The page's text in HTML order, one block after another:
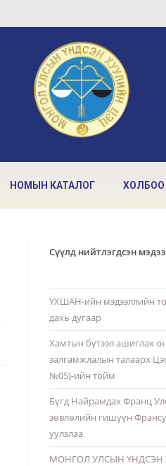
НОМЫН КАТАЛОГ ХОЛБОО
Сүүлд нийтлэгдсэн
ҮХШАН-ийн мэдээллийн
дахь дугаар
Хамтын бүтээл ашиглах
залгамжлалын талаарх
№05)-ийн тойм
Бүгд Найрамдах Франц
зөвлөлийн гишүүн
уулзлаа
МОНГОЛ УЛСЫН